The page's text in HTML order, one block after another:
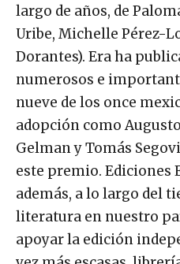
largo de años, de
Uribe, Michelle Pérez-
Dorantes). Era ha
numerosos e
nueve de los once
adopción como
Gelman y Tomás
este premio. Ediciones
además, a lo largo del
literatura en nuestro
apoyar la edición